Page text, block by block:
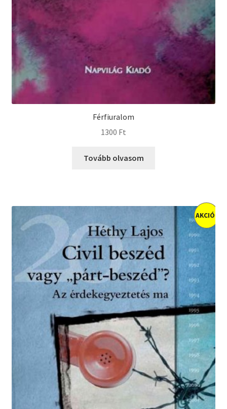
Férfiuralom
1300 Ft
Tovább olvasom
AKCIÓ!